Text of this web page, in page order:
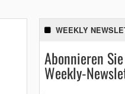
WEEKLY
Abonnieren
Weekly-